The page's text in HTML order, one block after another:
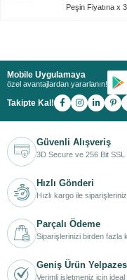
Peşin Fiyatına x
Mobile Uygulamaya
özel avantajlardan yararlanın!
Takipte Kal!
Güvenli Alışveriş
3D Secure ve 256 Bit SSL
Hızlı Gönderi
Hızlı kargo ile
Parçalı Ödeme
Siparişlerinizi birden fazla
Geniş Ürün
Verimli işletmeniz için